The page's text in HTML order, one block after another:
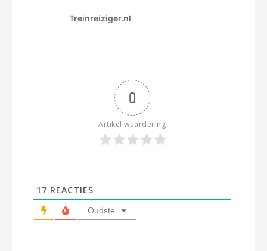
0
Artikel waardering
17 REACTIES
Oudste